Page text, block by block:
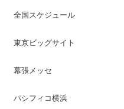
全国スケジュール
東京ビッグサイト
幕張メッセ
パシフィコ横浜